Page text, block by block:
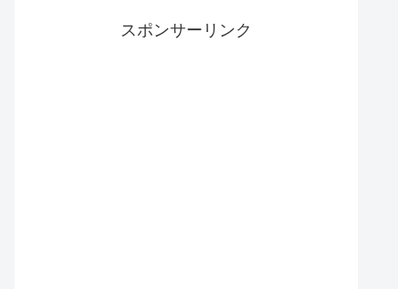
スポンサーリンク